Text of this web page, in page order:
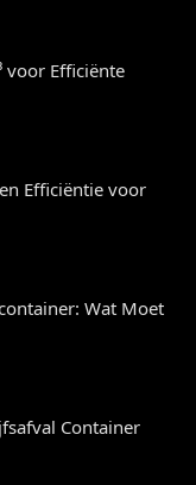
voor Efficiënte
Efficiëntie voor
Wat Moet
Container